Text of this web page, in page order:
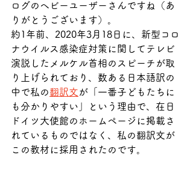
ログのヘビーユーザーさんですね（あ
りがとうございます）。
約1年前、2020年3月18日に、新型コロ
ナウイルス感染症対策に関してテレビ
演説したメルケル首相のスピーチが取
り上げられており、数ある日本語訳の
中で私の翻訳文が「一番子どもたちに
も分かりやすい」という理由で、在日
ドイツ大使館のホームページに掲載さ
れているものではなく、私の翻訳文が
この教材に採用されたのです。